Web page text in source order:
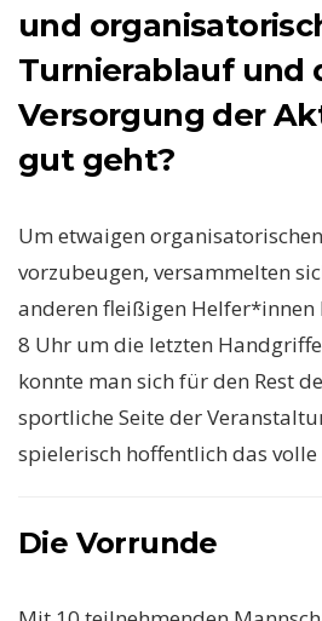
und
Turnierablauf und
Versorgung der
gut geht?
Um etwaigen
vorzubeugen, versammelten
anderen fleißigen Helfer*innen
8 Uhr um die letzten
konnte man sich für den Rest
sportliche Seite der
spielerisch hoffentlich das
Die Vorrunde